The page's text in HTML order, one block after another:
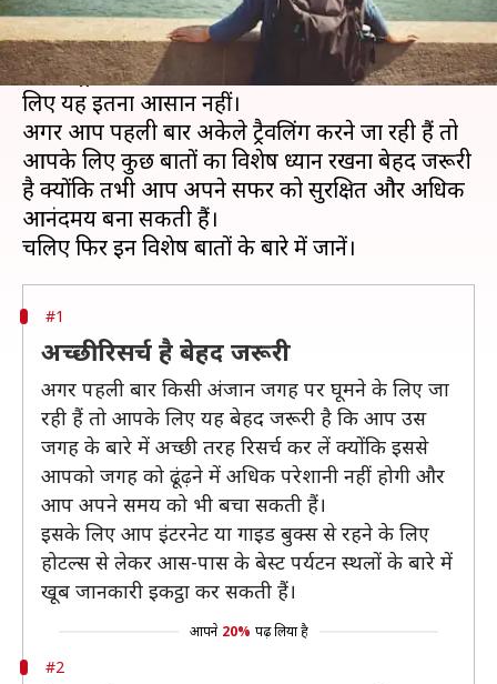
कोरोना संक्रमण के कहर को देखते हुए लोग सभी बचाव के
तरीके अपनाते हुए बाहर आ-जा रहे हैं। वहीं, कुछ लोग
अकेले ट्रैवलिंग का प्लान बना रहे हैं, लेकिन महिलाओं के
लिए यह इतना आसान नहीं।
अगर आप पहली बार अकेले ट्रैवलिंग करने जा रही हैं तो
आपके लिए कुछ बातों का विशेष ध्यान रखना बेहद जरूरी
है क्योंकि तभी आप अपने सफर को सुरक्षित और अधिक
आनंदमय बना सकती हैं।
#1
अच्छी रिसर्च है बेहद जरूरी
अगर पहली बार किसी अंजान जगह पर घूमने के लिए जा
रही हैं तो आपके लिए यह बेहद जरूरी है कि आप उस
जगह के बारे में अच्छी तरह रिसर्च कर लें क्योंकि इससे
आपको जगह को ढूंढ़ने में अधिक परेशानी नहीं होगी और
आप अपने समय को भी बचा सकती हैं।
इसके लिए आप इंटरनेट या गाइड बुक्स से रहने के लिए
होटल्स से लेकर आस-पास के बेस्ट पर्यटन स्थलों के बारे में
खूब जानकारी इकट्ठा कर सकती हैं।
आपने 20% पढ़ लिया है
#2